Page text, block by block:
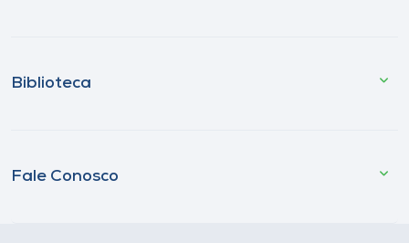
Biblioteca
Fale Conosco